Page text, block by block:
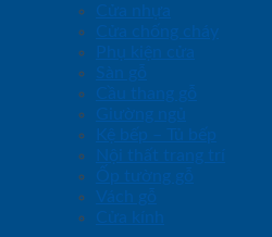
Cửa nhựa
Cửa chống cháy
Phụ kiện cửa
Sàn gỗ
Cầu thang gỗ
Giường ngủ
Kệ bếp – Tủ bếp
Nội thất trang trí
Ốp tường gỗ
Vách gỗ
Cửa kính